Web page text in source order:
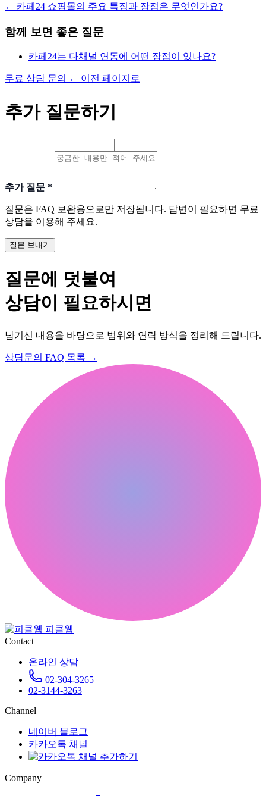
← 카페24 쇼핑몰의 주요 특징과 장점은 무엇인가요?
함께 보면 좋은 질문
카페24는 다채널 연동에 어떤 장점이 있나요?
무료 상담 문의 ← 이전 페이지로
추가 질문하기
추가 질문 *
질문은 FAQ 보완용으로만 저장됩니다. 답변이 필요하면 무료
상담을 이용해 주세요.
질문 보내기
질문에 덧붙여
상담이 필요하시면
남기신 내용을 바탕으로 범위와 연락 방식을 정리해 드립니다.
상담문의 FAQ 목록 →
피클웹
Contact
온라인 상담
02-304-3265
02-3144-3263
Channel
네이버 블로그
카카오톡 채널
Company